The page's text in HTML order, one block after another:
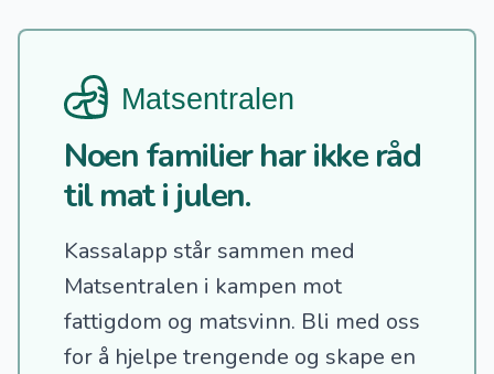
Noen familier har ikke råd
til mat i julen.
Kassalapp står sammen med
Matsentralen i kampen mot
fattigdom og matsvinn. Bli med oss
for å hjelpe trengende og skape en